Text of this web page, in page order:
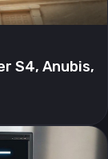
S4, Anubis,